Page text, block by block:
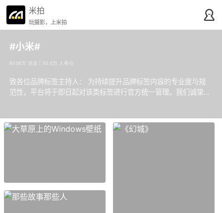
米拍
玩摄影，上米拍
#小米#
8536万 浏览 | 30.5万 人参与
致各位品牌标签主持人： 为持续提升品牌标签内容的专业度与规
范性，平台将于即日起对该类标签进行官方统一管理。我们诚挚邀
的用户提交申请，加入我们的管理团队。